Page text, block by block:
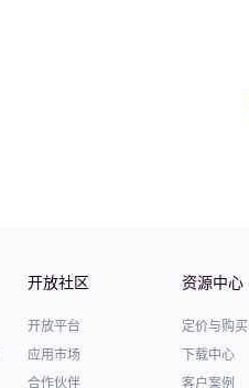
开放社区
开放平台
应用市场
合作伙伴
资源中心
定价与购买
下载中心
客户案例